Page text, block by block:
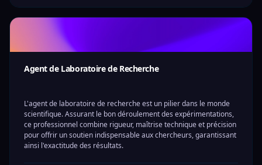
Agent de Laboratoire de Recherche
L'agent de laboratoire de recherche est un pilier dans le monde
scientifique. Assurant le bon déroulement des expérimentations,
ce professionnel combine rigueur, maîtrise technique et précision
pour offrir un soutien indispensable aux chercheurs, garantissant
ainsi l'exactitude des résultats.